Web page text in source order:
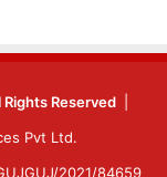
Rights Reserved
Pvt Ltd.
2021/84659